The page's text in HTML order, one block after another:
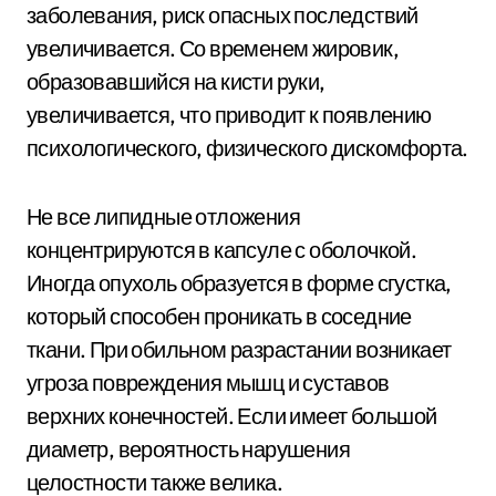
заболевания, риск опасных последствий
увеличивается. Со временем жировик,
образовавшийся на кисти руки,
увеличивается, что приводит к появлению
психологического, физического дискомфорта.
Не все липидные отложения
концентрируются в капсуле с оболочкой.
Иногда опухоль образуется в форме сгустка,
который способен проникать в соседние
ткани. При обильном разрастании возникает
угроза повреждения мышц и суставов
верхних конечностей. Если имеет большой
диаметр, вероятность нарушения
целостности также велика.